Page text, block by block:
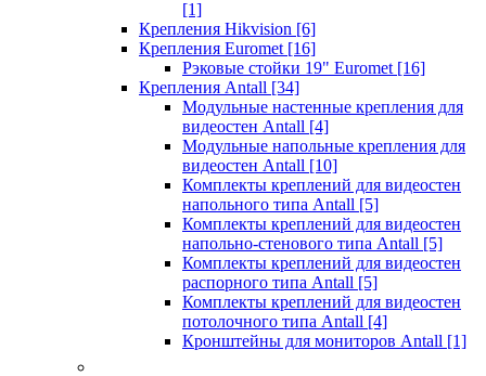
[1]
Крепления Hikvision [6]
Крепления Euromet [16]
Рэковые стойки 19" Euromet [16]
Крепления Antall [34]
Модульные настенные крепления для
видеостен Antall [4]
Модульные напольные крепления для
видеостен Antall [10]
Комплекты креплений для видеостен
напольного типа Antall [5]
Комплекты креплений для видеостен
напольно-стенового типа Antall [5]
Комплекты креплений для видеостен
распорного типа Antall [5]
Комплекты креплений для видеостен
потолочного типа Antall [4]
Кронштейны для мониторов Antall [1]